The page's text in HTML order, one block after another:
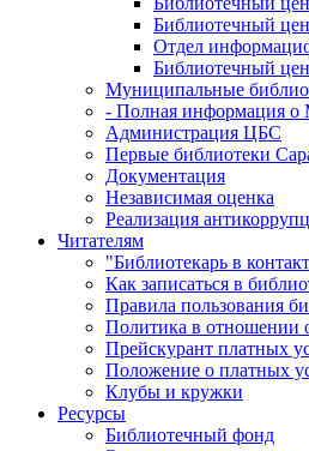
Библиотечный
Отдел
Библиотечный
Муниципальные
- Полная информация
Администрация ЦБС
Первые библиотеки
Документация
Независимая оценка
Реализация
Читателям
"Библиотекарь в
Как записаться в
Правила пользования
Политика в отношении
Прейскурант платных
Положение о платных
Клубы и кружки
Ресурсы
Библиотечный фонд